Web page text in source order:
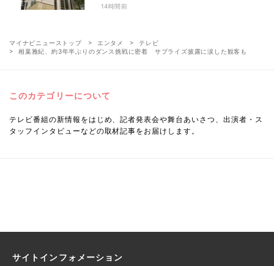
14時間前
マイナビニューストップ エンタメ
テレビ
相葉雅紀、約3年半ぶりのダンス挑戦に密着 サプライズ披露に涙した観客も
このカテゴリーについて
テレビ番組の新情報をはじめ、記者発表会や舞台あいさつ、出演者・ス
タッフインタビューなどの取材記事をお届けします。
サイトインフォメーション